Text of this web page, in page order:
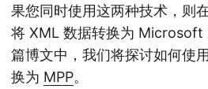
果您同时使用这两种技术，则
将 XML 数据转换为 Microsoft
篇博文中，我们将探讨如何使
换为 MPP。